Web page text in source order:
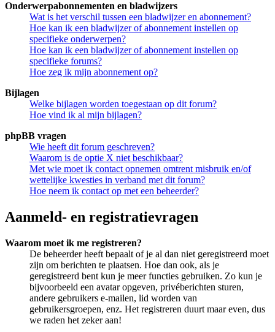
Onderwerpabonnementen en bladwijzers
Wat is het verschil tussen een bladwijzer en abonnement?
Hoe kan ik een bladwijzer of abonnement instellen op
specifieke onderwerpen?
Hoe kan ik een bladwijzer of abonnement instellen op
specifieke forums?
Hoe zeg ik mijn abonnement op?
Bijlagen
Welke bijlagen worden toegestaan op dit forum?
Hoe vind ik al mijn bijlagen?
phpBB vragen
Wie heeft dit forum geschreven?
Waarom is de optie X niet beschikbaar?
Met wie moet ik contact opnemen omtrent misbruik en/of
wettelijke kwesties in verband met dit forum?
Hoe neem ik contact op met een beheerder?
Aanmeld- en registratievragen
Waarom moet ik me registreren?
De beheerder heeft bepaalt of je al dan niet geregistreerd moet
zijn om berichten te plaatsen. Hoe dan ook, als je
geregistreerd bent kun je meer functies gebruiken. Zo kun je
bijvoorbeeld een avatar opgeven, privéberichten sturen,
andere gebruikers e-mailen, lid worden van
gebruikersgroepen, enz. Het registreren duurt maar even, dus
we raden het zeker aan!